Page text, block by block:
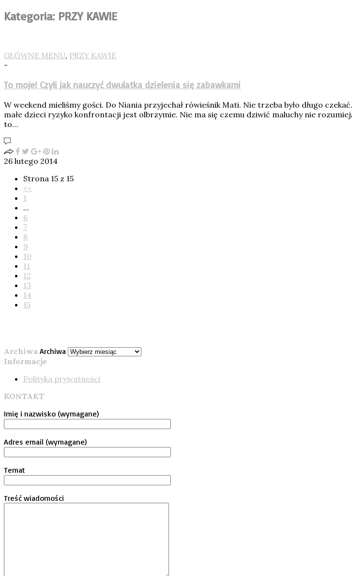
Kategoria: PRZY KAWIE
GŁÓWNE MENU, PRZY KAWIE
-
To moje! Czyli jak nauczyć dwulatka dzielenia się zabawkami
W weekend mieliśmy gości. Do Niania przyjechał rówieśnik Mati. Nie trzeba było długo
małe dzieci ryzyko konfrontacji jest olbrzymie. Nie ma się czemu dziwić maluchy nie
to…
26 lutego 2014
Strona 15 z 15
<<
1
...
6
7
8
9
10
11
12
13
14
15
Archiwa Archiwa
Informacje
Polityka prywatności
KONTAKT
Imię i nazwisko (wymagane)
Adres email (wymagane)
Temat
Treść wiadomości